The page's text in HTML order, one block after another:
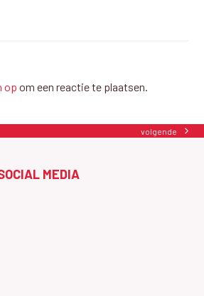
op om een reactie te plaatsen.
next
volgende
MEDIA